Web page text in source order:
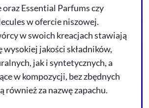
Essential Parfums czy
w ofercie niszowej.
w swoich kreacjach stawiają
wysokiej jakości składników,
jak i syntetycznych, a
w kompozycji, bez zbędnych
również za nazwę zapachu.